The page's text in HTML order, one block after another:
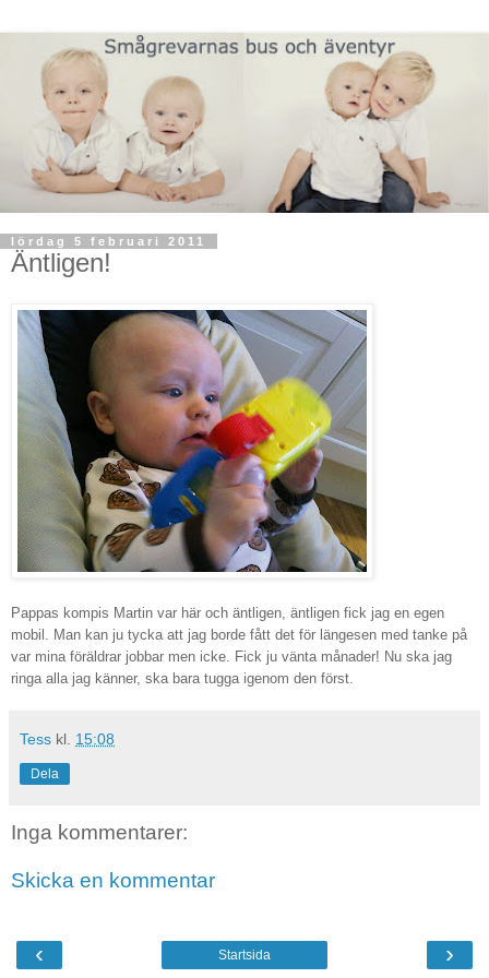
lördag 5 februari 2011
Äntligen!
Pappas kompis Martin var här och äntligen, äntligen fick jag en egen
mobil. Man kan ju tycka att jag borde fått det för längesen med tanke på
var mina föräldrar jobbar men icke. Fick ju vänta månader! Nu ska jag
ringa alla jag känner, ska bara tugga igenom den först.
Tess kl. 15:08
Dela
Inga kommentarer:
Skicka en kommentar
‹ ›
Startsida